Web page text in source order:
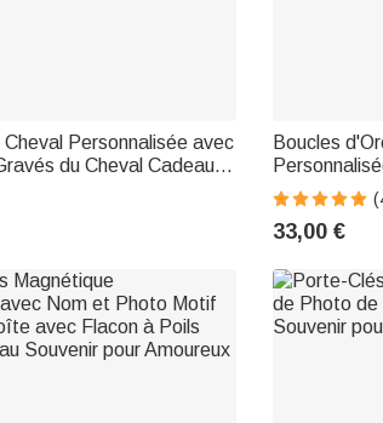
Cheval Personnalisée avec
du Cheval Cadeau
de Cheval
Boucles
Zircon
Valentin
33,00 €